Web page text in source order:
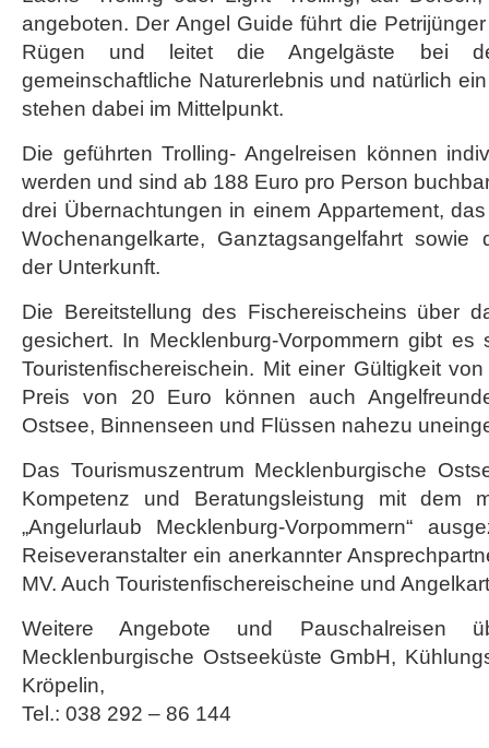
angeboten. Der Angel Guide führt die
Rügen und leitet die Angelgäste bei
gemeinschaftliche Naturerlebnis und natürlich
stehen dabei im Mittelpunkt.
Die geführten Trolling- Angelreisen können
werden und sind ab 188 Euro pro Person
drei Übernachtungen in einem Appartement,
Wochenangelkarte, Ganztagsangelfahrt sowie
der Unterkunft.
Die Bereitstellung des Fischereischeins über
gesichert. In Mecklenburg-Vorpommern gibt
Touristenfischereischein. Mit einer Gültigkeit
Preis von 20 Euro können auch
Ostsee, Binnenseen und Flüssen nahezu
Das Tourismuszentrum Mecklenburgische
Kompetenz und Beratungsleistung mit dem
„Angelurlaub Mecklenburg-Vorpommern“
Reiseveranstalter ein anerkannter
MV. Auch Touristenfischereischeine und
Weitere Angebote und Pauschalreisen
Mecklenburgische Ostseeküste GmbH,
Kröpelin,
Tel.: 038 292 – 86 144